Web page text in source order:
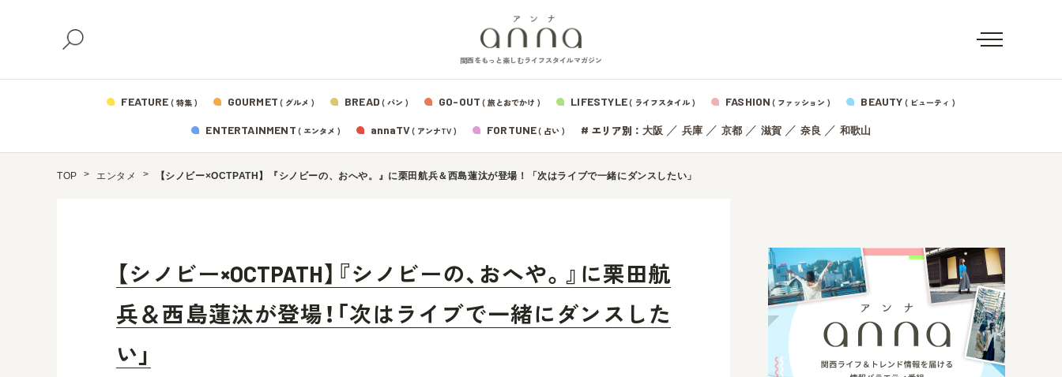
関西をもっと楽しむライフスタイルマガジン
FEATURE ( 特集 ) GOURMET ( グルメ ) BREAD ( パン ) GO-OUT ( 旅とおでかけ ) LIFESTYLE( ライフスタイル ) FASHION ( ファッション ) BEAUTY ( ビューティ )
ENTERTAINMENT ( エンタメ ) annaTV( アンナTV ) FORTUNE( 占い ) # エリア別： 大阪 ／ 兵庫／ 京都／ 滋賀／ 奈良 ／ 和歌山
TOP エンタメ 【シノビー×OCTPATH】『シノビーの、おへや。』に栗田航兵＆西島蓮汰が登場！「次はライブで一緒にダンスしたい」
【シノビー×OCTPATH】『シノビーの、おへや。』に栗田航
兵＆西島蓮汰が登場！「次はライブで一緒にダンスした
い」